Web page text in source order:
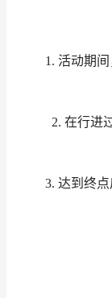
1. 活动期间
2. 在行进过
3. 达到终点